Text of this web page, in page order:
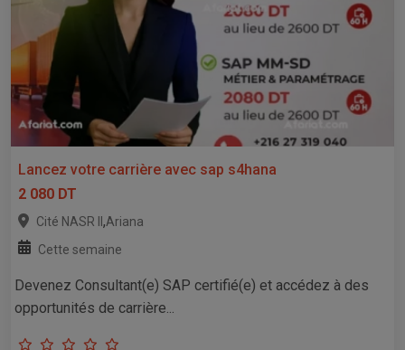
Lancez votre carrière avec sap s4hana
2 080 DT
Cité NASR II ,Ariana
Cette semaine
Devenez Consultant(e) SAP certifié(e) et accédez à des
opportunités de carrière...